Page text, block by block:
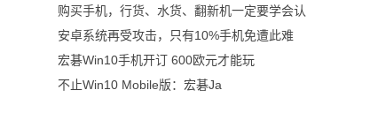
购买手机，行货、水货、翻新机一定要学会认
安卓系统再受攻击，只有10%手机免遭此难
宏碁Win10手机开订 600欧元才能玩
不止Win10 Mobile版：宏碁Ja